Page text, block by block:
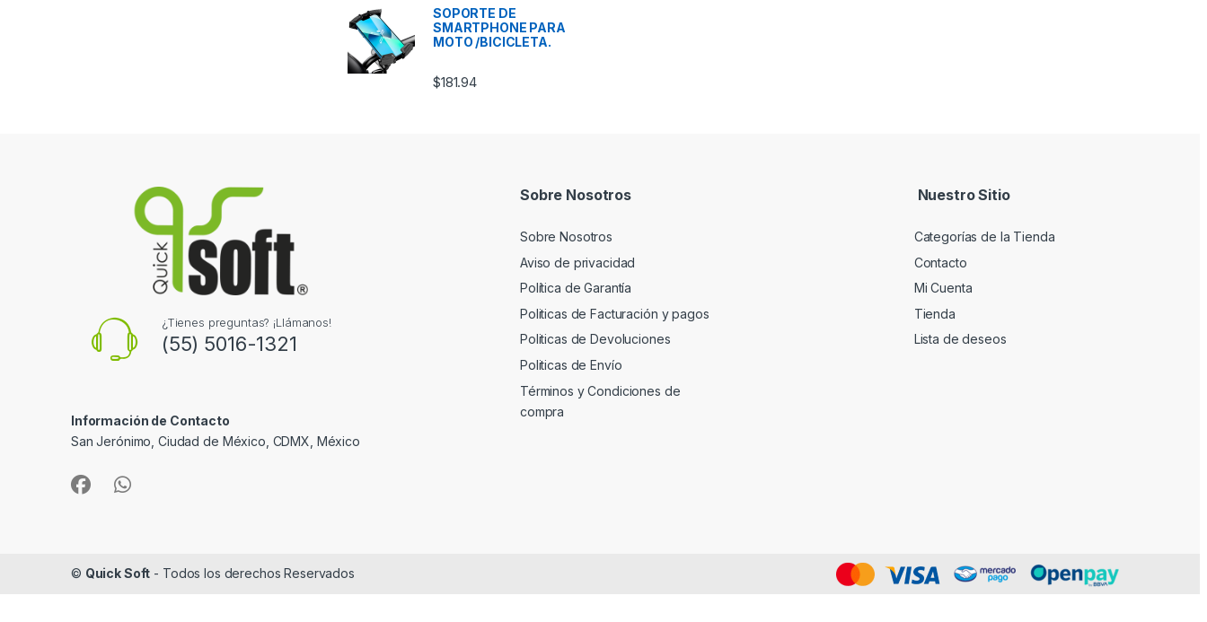
SOPORTE DE
SMARTPHONE PARA
MOTO /BICICLETA.
$181.94
¿Tienes preguntas? ¡Llámanos!
(55) 5016-1321
Información de Contacto
San Jerónimo, Ciudad de México, CDMX, México
Sobre Nosotros
Sobre Nosotros
Aviso de privacidad
Política de Garantía
Politicas de Facturación y pagos
Politicas de Devoluciones
Politicas de Envío
Términos y Condiciones de
compra
Nuestro Sitio
Categorías de la Tienda
Contacto
Mi Cuenta
Tienda
Lista de deseos
© Quick Soft - Todos los derechos Reservados